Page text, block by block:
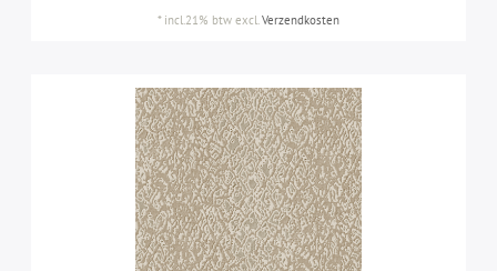
* incl.21% btw excl.Verzendkosten